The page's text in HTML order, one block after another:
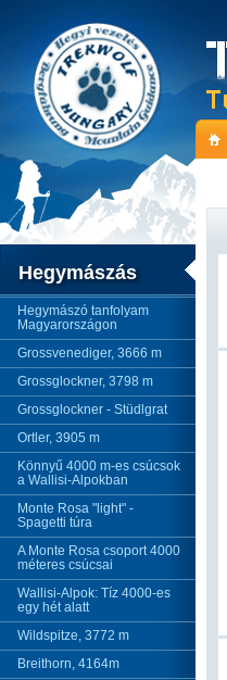
Hegymászás
Hegymászó tanfolyam
Magyarországon
Grossvenediger, 3666 m
Grossglockner, 3798 m
Grossglockner - Stüdlgrat
Ortler, 3905 m
Könnyű 4000 m-es csúcsok
a Wallisi-Alpokban
Monte Rosa "light" -
Spagetti túra
A Monte Rosa csoport 4000
méteres csúcsai
Wallisi-Alpok: Tíz 4000-es
egy hét alatt
Wildspitze, 3772 m
Breithorn, 4164m